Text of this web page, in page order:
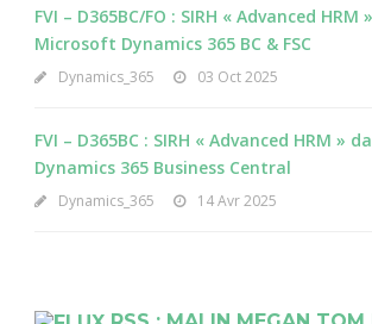
FVI – D365BC/FO : SIRH « Advanced HRM
Microsoft Dynamics 365 BC & FSC
Dynamics_365 03 Oct 2025
FVI – D365BC : SIRH « Advanced HRM »
Dynamics 365 Business Central
Dynamics_365 14 Avr 2025